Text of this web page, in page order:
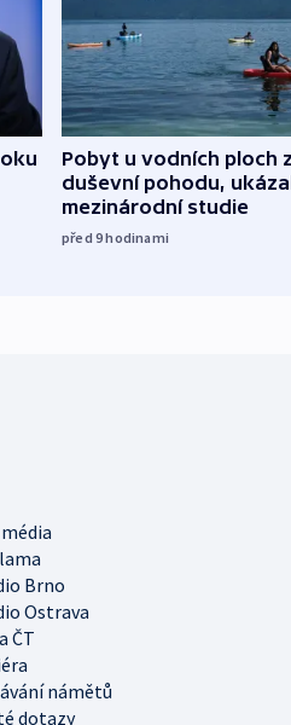
Pobyt u vodních ploch
duševní pohodu,
mezinárodní studie
před 9hodinami
Brno
Ostrava
ČT
námětů
dotazy